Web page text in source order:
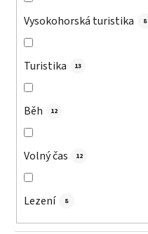
Vysokohorská turistika 8
Turistika 13
Běh 12
Volný čas 12
Lezení 8